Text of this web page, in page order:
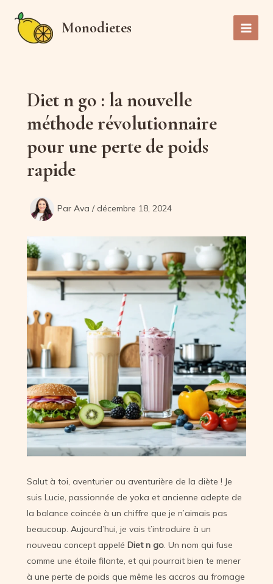
contenu
Monodietes
Main
Diet n go : la nouvelle
méthode révolutionnaire
pour une perte de poids
rapide
Par Ava /décembre 18, 2024
Salut à toi, aventurier ou aventurière de la diète ! Je
suis Lucie, passionnée de yoka et ancienne adepte de
la balance coincée à un chiffre que je n’aimais pas
beaucoup. Aujourd’hui, je vais t’introduire à un
nouveau concept appelé Diet n go. Un nom qui fuse
comme une étoile filante, et qui pourrait bien te mener
à une perte de poids que même les accros au fromage